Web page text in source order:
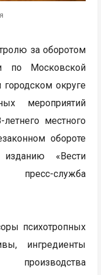
за оборотом
по Московской
округе
мероприятий
местного
обороте
«Вести
пресс-служба
психотропных
ингредиенты